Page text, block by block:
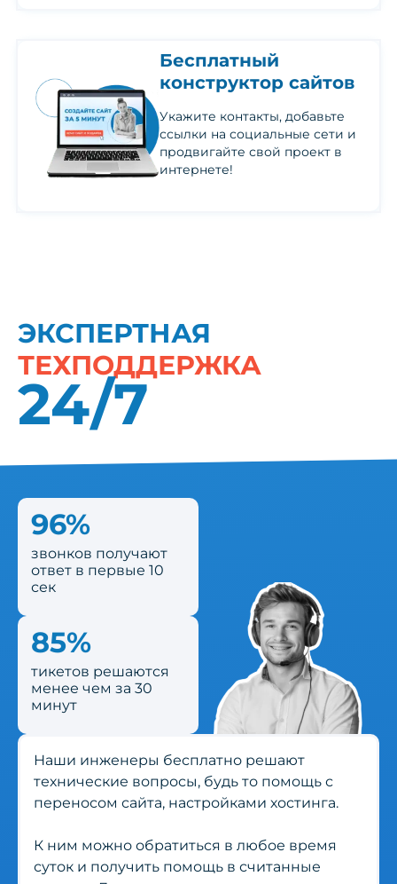
Бесплатный
конструктор сайтов
Укажите контакты, добавьте
ссылки на социальные сети и
продвигайте свой проект в
интернете!
ЭКСПЕРТНАЯ
ТЕХПОДДЕРЖКА
24/7
96%
звонков получают
ответ в первые 10
сек
85%
тикетов решаются
менее чем за 30
минут
Наши инженеры бесплатно решают
технические вопросы, будь то помощь с
переносом сайта, настройками хостинга.
К ним можно обратиться в любое время
суток и получить помощь в считанные